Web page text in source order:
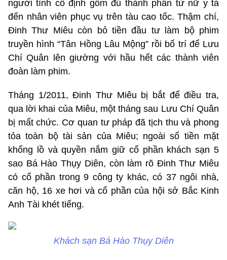
người tình cố định gồm đủ thành phần từ nữ y tá
đến nhân viên phục vụ trên tàu cao tốc. Thậm chí,
Đinh Thư Miêu còn bỏ tiền đầu tư làm bộ phim
truyền hình “Tân Hồng Lâu Mộng” rồi bố trí để Lưu
Chí Quân lên giường với hầu hết các thành viên
đoàn làm phim.
Tháng 1/2011, Đinh Thư Miêu bị bắt để điều tra,
qua lời khai của Miêu, một tháng sau Lưu Chí Quân
bị mất chức. Cơ quan tư pháp đã tịch thu và phong
tỏa toàn bộ tài sản của Miêu; ngoài số tiền mặt
khổng lồ và quyền nắm giữ cổ phần khách sạn 5
sao Bá Hào Thụy Diên, còn làm rõ Đinh Thư Miêu
có cổ phần trong 9 công ty khác, có 37 ngôi nhà,
căn hộ, 16 xe hơi và cổ phần của hội sở Bắc Kinh
Anh Tài khét tiếng.
Khách sạn Bá Hào Thụy Diên